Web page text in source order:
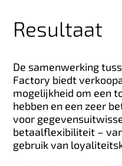
Resultaat
De samenwerking
Factory biedt
mogelijkheid om een
hebben en een zeer
voor
betaalflexibiliteit –
gebruik van